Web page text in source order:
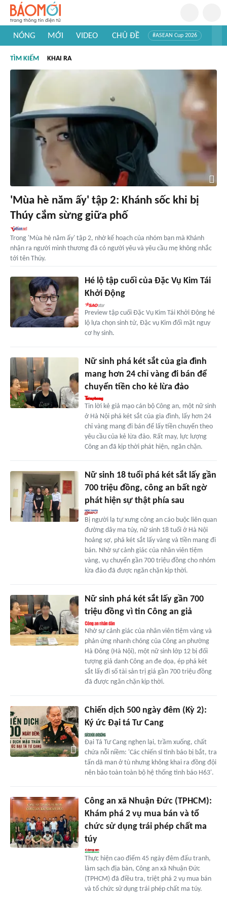
NÓNG MỚI VIDEO CHỦ ĐỀ #ASEAN Cup 2026
#Khám phá thế giới
TÌM KIẾM KHAI RA
'Mùa hè năm ấy' tập 2: Khánh sốc khi bị
Thúy cắm sừng giữa phố
Trong 'Mùa hè năm ấy' tập 2, nhờ kế hoạch của nhóm bạn mà Khánh
nhận ra người mình thương đã có người yêu và yêu cầu mẹ không nhắc
tới tên Thúy.
Hé lộ tập cuối của Đặc Vụ Kim Tái
Khởi Động
Preview tập cuối Đặc Vụ Kim Tái Khởi Động hé
lộ lựa chọn sinh tử, Đặc vụ Kim đối mặt nguy
cơ hy sinh.
Nữ sinh phá két sắt của gia đình
mang hơn 24 chỉ vàng đi bán để
chuyển tiền cho kẻ lừa đảo
Tin lời kẻ giả mạo cán bộ Công an, một nữ sinh
ở Hà Nội phá két sắt của gia đình, lấy hơn 24
chỉ vàng mang đi bán để lấy tiền chuyển theo
yêu cầu của kẻ lừa đảo. Rất may, lực lượng
Công an đã kịp thời phát hiện, ngăn chặn.
Nữ sinh 18 tuổi phá két sắt lấy gần
700 triệu đồng, công an bất ngờ
phát hiện sự thật phía sau
Bị người lạ tự xưng công an cáo buộc liên quan
đường dây ma túy, nữ sinh 18 tuổi ở Hà Nội
hoảng sợ, phá két sắt lấy vàng và tiền mang đi
bán. Nhờ sự cảnh giác của nhân viên tiệm
vàng, vụ chuyển gần 700 triệu đồng cho nhóm
lừa đảo đã được ngăn chặn kịp thời.
Nữ sinh phá két sắt lấy gần 700
triệu đồng vì tin Công an giả
Nhờ sự cảnh giác của nhân viên tiệm vàng và
phản ứng nhanh chóng của Công an phường
Hà Đông (Hà Nội), một nữ sinh lớp 12 bị đối
tượng giả danh Công an đe dọa, ép phá két
sắt lấy đi số tài sản trị giá gần 700 triệu đồng
đã được ngăn chặn kịp thời.
Chiến dịch 500 ngày đêm (Kỳ 2):
Ký ức Đại tá Tư Cang
Đại Tá Tư Cang nghẹn lại, trầm xuống, chất
chứa nỗi niềm: 'Các chiến sĩ tình báo bị bắt, tra
tấn dã man ở tù nhưng không khai ra đồng đội
nên bảo toàn toàn bộ hệ thống tình báo H63'.
Công an xã Nhuận Đức (TPHCM):
Khám phá 2 vụ mua bán và tổ
chức sử dụng trái phép chất ma
túy
Thực hiện cao điểm 45 ngày đêm đấu tranh,
làm sạch địa bàn, Công an xã Nhuận Đức
(TPHCM) đã điều tra, triệt phá 2 vụ mua bán
và tổ chức sử dụng trái phép chất ma túy.